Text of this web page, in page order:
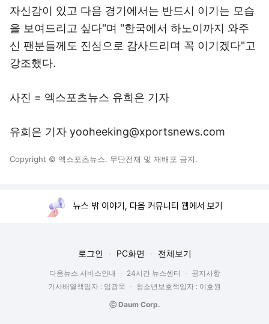
자신감이 있고 다음 경기에서는 반드시 이기는 모습
을 보여드리고 싶다"며 "한국에서 하노이까지 와주
신 팬분들께도 진심으로 감사드리며 꼭 이기겠다"고
강조했다.
사진 = 엑스포츠뉴스 유희은 기자
유희은 기자 yooheeking@xportsnews.com
Copyright © 엑스포츠뉴스. 무단전재 및 재배포 금지.
뉴스 밖 이야기, 다음 커뮤니티 웹에서 보기
로그인 PC화면 전체보기
다음뉴스 서비스안내 24시간 뉴스센터
공지사항
기사배열책임자 : 임광욱
청소년보호책임자 : 이호원
ⓒ Daum Corp.